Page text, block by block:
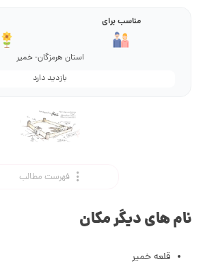
مناسب برای
استان هرمزگان- خمیر
بازدید دارد
فهرست مطالب
نام های دیگر مکان
قلعه خمیر